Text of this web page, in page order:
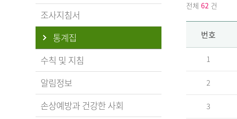
조사지침서
통계집
수칙 및 지침
알림정보
손상예방과 건강한 사회
전체 62 건
번호
1
2
3